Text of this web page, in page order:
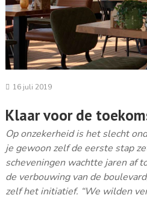
16 juli 2019
Klaar voor de
Op onzekerheid is het slecht
je gewoon zelf de eerste stap
scheveningen wachtte jaren af
de verbouwing van de
zelf het initiatief. “We wilden